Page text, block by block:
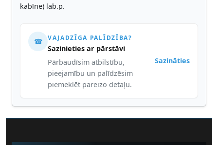
kabīne) lab.p.
☎ VAJADZĪGA PALĪDZĪBA?
Sazinieties ar pārstāvi
Pārbaudīsim atbilstību,
pieejamību un palīdzēsim
piemeklēt pareizo detaļu.
Sazināties